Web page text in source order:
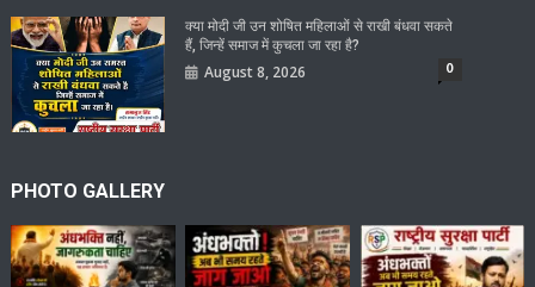
क्या मोदी जी उन शोषित महिलाओं से राखी बंधवा सकते
हैं, जिन्हें समाज में कुचला जा रहा है?
August 8, 2026 0
PHOTO GALLERY